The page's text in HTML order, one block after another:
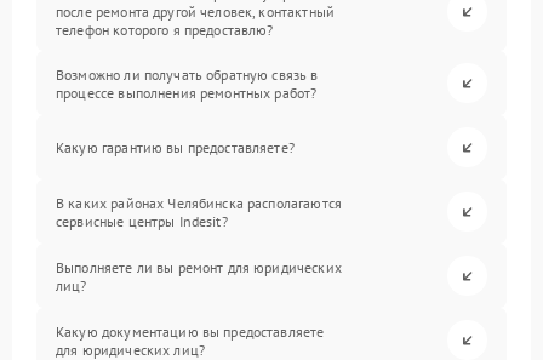
после ремонта другой человек, контактный
телефон которого я предоставлю?
Возможно ли получать обратную связь в
процессе выполнения ремонтных работ?
Какую гарантию вы предоставляете?
В каких районах Челябинска располагаются
сервисные центры Indesit?
Выполняете ли вы ремонт для юридических
лиц?
Какую документацию вы предоставляете
для юридических лиц?